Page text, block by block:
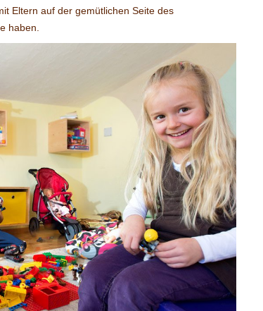
Eltern auf der gemütlichen Seite des
haben.